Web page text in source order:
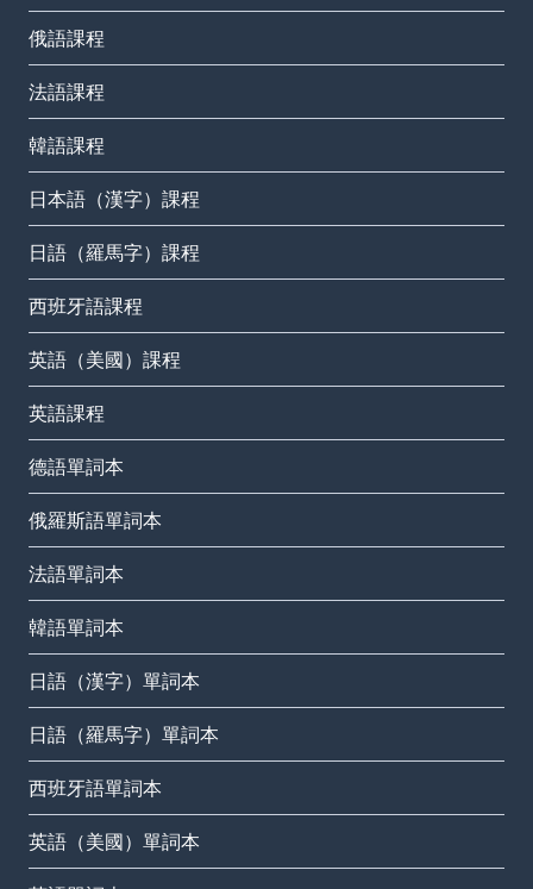
俄語課程
法語課程
韓語課程
日本語（漢字）課程
日語（羅馬字）課程
西班牙語課程
英語（美國）課程
英語課程
德語單詞本
俄羅斯語單詞本
法語單詞本
韓語單詞本
日語（漢字）單詞本
日語（羅馬字）單詞本
西班牙語單詞本
英語（美國）單詞本